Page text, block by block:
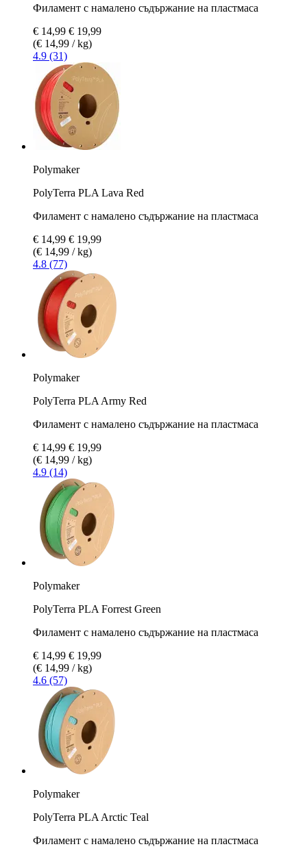
Филамент с намалено съдържание на пластмаса
€ 14,99 € 19,99
(€ 14,99 / kg)
4.9 (31)
Polymaker
PolyTerra PLA Lava Red
Филамент с намалено съдържание на пластмаса
€ 14,99 € 19,99
(€ 14,99 / kg)
4.8 (77)
Polymaker
PolyTerra PLA Army Red
Филамент с намалено съдържание на пластмаса
€ 14,99 € 19,99
(€ 14,99 / kg)
4.9 (14)
Polymaker
PolyTerra PLA Forrest Green
Филамент с намалено съдържание на пластмаса
€ 14,99 € 19,99
(€ 14,99 / kg)
4.6 (57)
Polymaker
PolyTerra PLA Arctic Teal
Филамент с намалено съдържание на пластмаса